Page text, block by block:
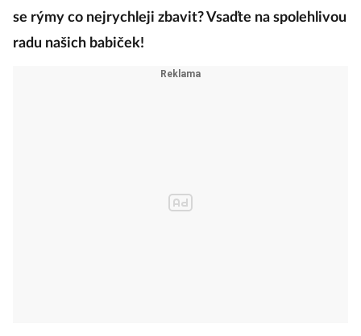
se rýmy co nejrychleji zbavit? Vsaďte na spolehlivou
radu našich babiček!